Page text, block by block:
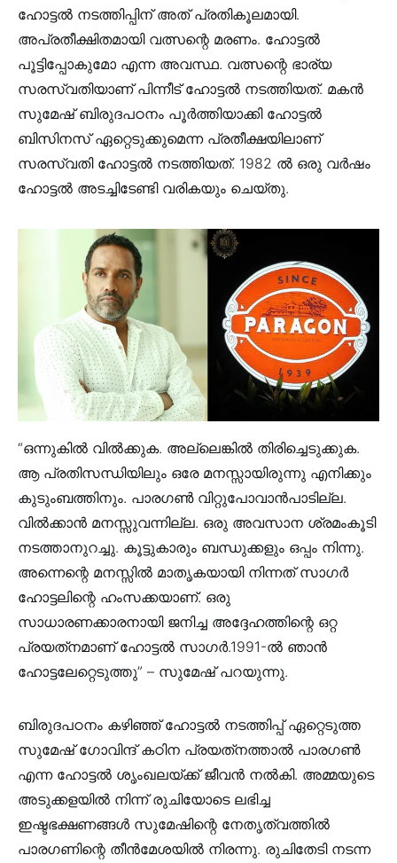
ഹോട്ടല്‍ നടത്തിപ്പിന് അത് പ്രതികൂലമായി.
അപ്രതീക്ഷിതമായി വത്സന്റെ മരണം. ഹോട്ടല്‍
പൂട്ടിപ്പോകുമോ എന്ന അവസ്ഥ. വത്സന്റെ ഭാര്യ
സരസ്വതിയാണ് പിന്നീട് ഹോട്ടല്‍ നടത്തിയത്. മകന്‍
സുമേഷ് ബിരുദപഠനം പൂര്‍ത്തിയാക്കി ഹോട്ടല്‍
ബിസിനസ് ഏറ്റെടുക്കുമെന്ന പ്രതീക്ഷയിലാണ്
സരസ്വതി ഹോട്ടല്‍ നടത്തിയത്. 1982 ല്‍ ഒരു വര്‍ഷം
ഹോട്ടല്‍ അടച്ചിടേണ്ടി വരികയും ചെയ്തു.
“ഒന്നുകില്‍ വില്‍ക്കുക. അല്ലെങ്കില്‍ തിരിച്ചെടുക്കുക.
ആ പ്രതിസന്ധിയിലും ഒരേ മനസ്സായിരുന്നു എനിക്കും
കുടുംബത്തിനും. പാരഗണ്‍ വിറ്റുപോവാന്‍പാടില്ല.
വില്‍ക്കാന്‍ മനസ്സുവന്നില്ല. ഒരു അവസാന ശ്രമംകൂടി
നടത്താനുറച്ചു. കൂട്ടുകാരും ബന്ധുക്കളും ഒപ്പം നിന്നു.
അന്നെന്റെ മനസ്സില്‍ മാതൃകയായി നിന്നത് സാഗര്‍
ഹോട്ടലിന്റെ ഹംസക്കയാണ്. ഒരു
സാധാരണക്കാരനായി ജനിച്ച അദ്ദേഹത്തിന്റെ ഒറ്റ
പ്രയത്‌നമാണ് ഹോട്ടല്‍ സാഗര്‍.1991-ല്‍ ഞാന്‍
ഹോട്ടലേറ്റെടുത്തു” – സുമേഷ് പറയുന്നു.
ബിരുദപഠനം കഴിഞ്ഞ് ഹോട്ടല്‍ നടത്തിപ്പ് ഏറ്റെടുത്ത
സുമേഷ് ഗോവിന്ദ് കഠിന പ്രയത്‌നത്താല്‍ പാരഗണ്‍
എന്ന ഹോട്ടല്‍ ശൃംഖലയ്ക്ക് ജീവന്‍ നല്‍കി. അമ്മയുടെ
അടുക്കളയില്‍ നിന്ന് രുചിയോടെ ലഭിച്ച
ഇഷ്ടഭക്ഷണങ്ങള്‍ സുമേഷിന്റെ നേതൃത്വത്തില്‍
പാരഗണിന്റെ തീന്‍മേശയില്‍ നിരന്നു. രുചിതേടി നടന്ന